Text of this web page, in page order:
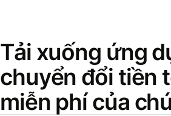
Tải xuống ứng
chuyển đổi tiền
miễn phí của